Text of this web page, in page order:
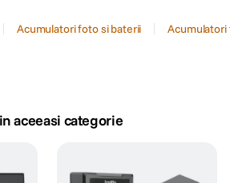
Acumulatori foto si baterii
aceeasi categorie